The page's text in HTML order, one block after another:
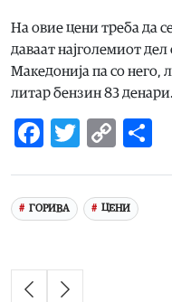
На овие цени треба да
даваат најголемиот
Македонија па со него,
литар бензин 83 денари.
Facebook
Twitter
Copy
ГОРИВА ЦЕНИ